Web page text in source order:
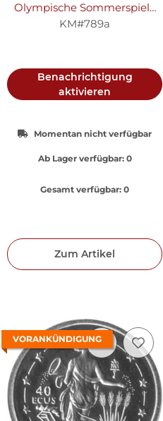
Olympische Sommerspiele
2000 in Sydney "Schwimmer
KM#789a
Benachrichtigung
aktivieren
Momentan nicht verfügbar
Ab Lager verfügbar:0
Gesamt verfügbar: 0
Zum Artikel
VORANKÜNDIGUNG